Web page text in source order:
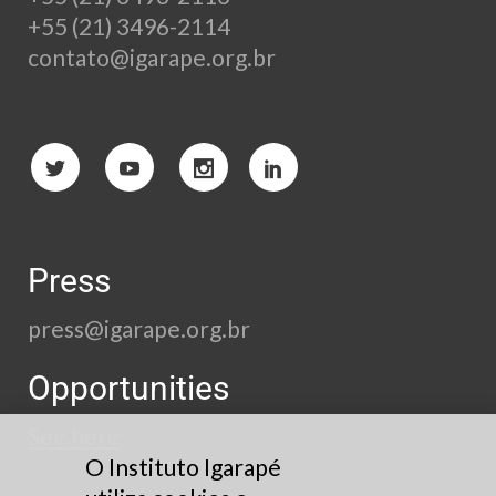
+55 (21) 3496-2114
contato@igarape.org.br
Press
press@igarape.org.br
Opportunities
O Instituto Igarapé